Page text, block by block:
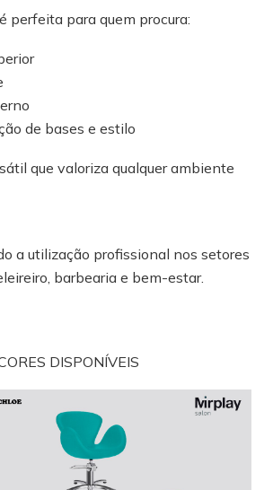
perfeita para quem procura:
de bases e estilo
que valoriza qualquer ambiente
a utilização profissional nos setores
barbearia e bem-estar.
DISPONÍVEIS